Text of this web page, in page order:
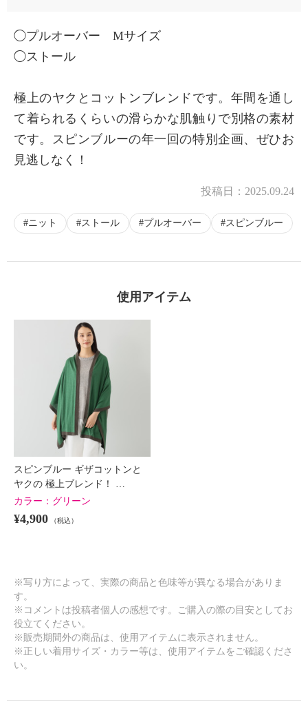
◯プルオーバー Mサイズ
◯ストール
極上のヤクとコットンブレンドです。年間を通し
て着られるくらいの滑らかな肌触りで別格の素材
です。スピンブルーの年一回の特別企画、ぜひお
見逃しなく！
投稿日： 2025.09.24
ニット ストール プルオーバー スピンブルー
使用アイテム
スピンブルー ギザコットンと
ヤクの 極上ブレンド！ …
カラー： グリーン
¥4,900 （税込）
※写り方によって、実際の商品と色味等が異なる場合がありま
す。
※コメントは投稿者個人の感想です。ご購入の際の目安としてお
役立てください。
※販売期間外の商品は、使用アイテムに表示されません。
※正しい着用サイズ・カラー等は、使用アイテムをご確認くださ
い。